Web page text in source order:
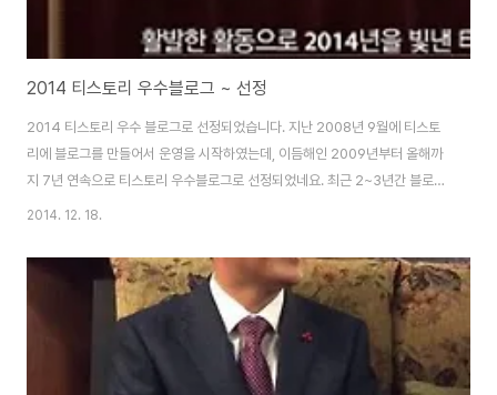
2014 티스토리 우수블로그 ~ 선정
2014 티스토리 우수 블로그로 선정되었습니다. 지난 2008년 9월에 티스토
리에 블로그를 만들어서 운영을 시작하였는데, 이듬해인 2009년부터 올해까
지 7년 연속으로 티스토리 우수블로그로 선정되었네요. 최근 2~3년간 블로그
인기가 시들해지면서 블로그 운영을 그만 두는 분들이 많은 탓인지, 꾸준한 블
정되어 아주 기쁨니다. 여러 메타블로그들도 문을 닫고 예전엔 연말이 되면 블
로그 관련 각종 시상 행사가 많았는데, 요즘은 많이 줄어 티스토리 말고는 우수
블로그 선정 소식도 없네요. 그래서 더 반갑고 기쁜 것인지도 모르겠습니다. 어
제 오후에 버스를 타고 가다가 스마트폰을 열어보니 '티스토리 방명록에 알
림'이 떴더군요. 혹시나 하는 반가..
2014. 12. 18.